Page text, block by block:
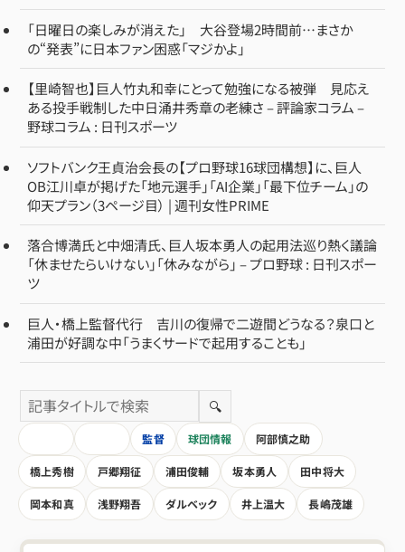
「日曜日の楽しみが消えた」 大谷登場2時間前…まさか
の“発表”に日本ファン困惑「マジかよ」
【里崎智也】巨人竹丸和幸にとって勉強になる被弾 見応え
ある投手戦制した中日涌井秀章の老練さ – 評論家コラム –
野球コラム : 日刊スポーツ
ソフトバンク王貞治会長の【プロ野球16球団構想】に、巨人
OB江川卓が掲げた「地元選手」「AI企業」「最下位チーム」の
仰天プラン（3ページ目） | 週刊女性PRIME
落合博満氏と中畑清氏、巨人坂本勇人の起用法巡り熱く議論
「休ませたらいけない」「休みながら」 – プロ野球 : 日刊スポー
ツ
巨人・橋上監督代行 吉川の復帰で二遊間どうなる？泉口と
浦田が好調な中「うまくサードで起用することも」
🔍
監督 球団情報 阿部慎之助
橋上秀樹 戸郷翔征 浦田俊輔 坂本勇人 田中将大
岡本和真 浅野翔吾 ダルベック 井上温大 長嶋茂雄